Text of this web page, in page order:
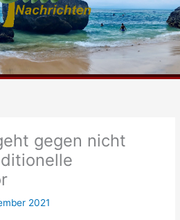
gegen nicht
2021